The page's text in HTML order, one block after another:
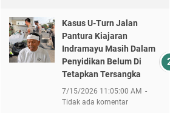
Kasus U-Turn Jalan
Pantura Kiajaran
Indramayu Masih Dalam
Penyidikan Belum Di
Tetapkan Tersangka
7/15/2026 11:05:00 AM
Tidak ada komentar